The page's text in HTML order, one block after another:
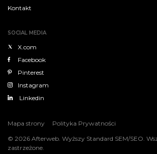
Kontakt
SOCIAL MEDIA
X.com
Facebook
Pinterest
Instagram
Linkedin
Mapa strony
Polityka Prywatności
© 2026 Afterweb. Wyższy Standard SEM/SEO.
zastrzeżone.